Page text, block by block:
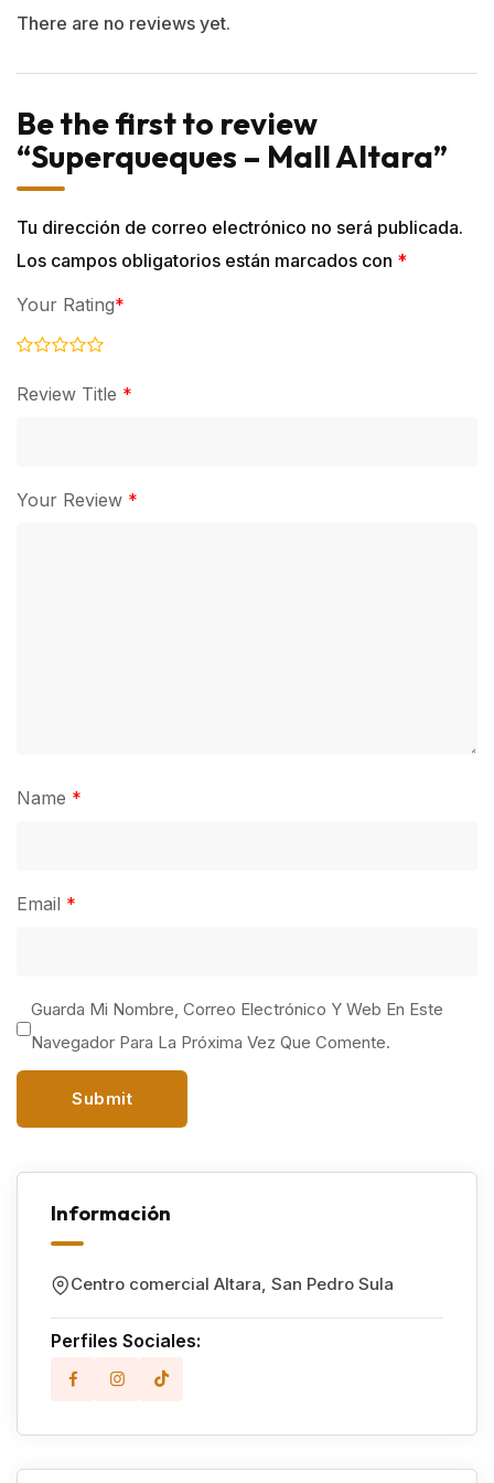
There are no reviews yet.
Be the first to review
“Superqueques – Mall Altara”
Tu dirección de correo electrónico no será publicada.
Los campos obligatorios están marcados con *
Review Title *
Your Rating*
Your Review *
Name *
Email *
Guarda Mi Nombre, Correo Electrónico Y Web En Este
Navegador Para La Próxima Vez Que Comente.
Información
Centro comercial Altara, San Pedro Sula
Perfiles Sociales: